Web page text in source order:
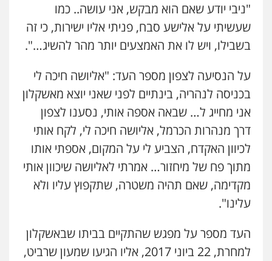
"ניבי יודע שאם הוא מבקש, אני עושה.. כמו
שעשיתי על אלישע סבח, פניתי אליו ישירות, כי זה
בשבילו, ויש לו את האמצעים יותר מהר להשיג…".
על הנסיעה לצפון מספר העד: "אליושה חיכה לי
בכניסה לנהריה, בינתיים לפני שאני יוצא מאשקלון
אני מחייג ל… שבאה אספה אותי, נסענו לצפון
דרך מנהרות הכרמל, אליושה חיכה לי, לקח אותי
לכיוון האקדח, הצביע לי על המקום, אספתי אותו
מתוך פח של מיחזור… אמרתי לאליושה שיכוון אותי
מקדימה, שאם תהיה משטרה, שתקפוץ עליו ולא
עלינו".
העד מספר על מפגש שהתקיים בביתו שבאשקלון
למחרת, 22 ביוני 2017, אליו הגיעו שמעון שרביט,